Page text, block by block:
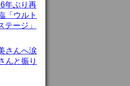
年ぶり再
「ウルト
ージ」
さんへ涙
んと振り